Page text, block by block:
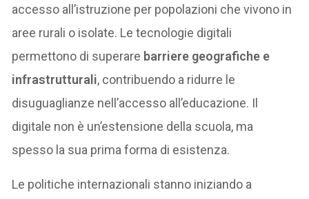
accesso all’istruzione per popolazioni che vivono in
aree rurali o isolate. Le tecnologie digitali
permettono di superare barriere geografiche e
infrastrutturali, contribuendo a ridurre le
disuguaglianze nell’accesso all’educazione. Il
digitale non è un’estensione della scuola, ma
spesso la sua prima forma di esistenza.
Le politiche internazionali stanno iniziando a